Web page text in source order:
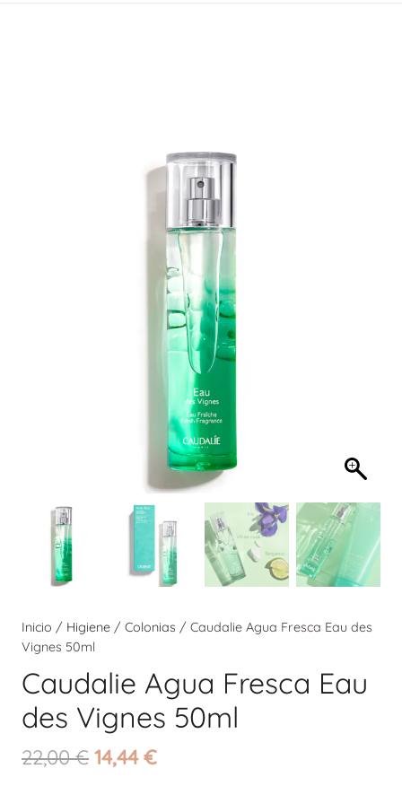
Inicio / Higiene / Colonias / Caudalie Agua Fresca Eau des
Vignes 50ml
Caudalie Agua Fresca Eau
des Vignes 50ml
22,00€ El
14,44€El